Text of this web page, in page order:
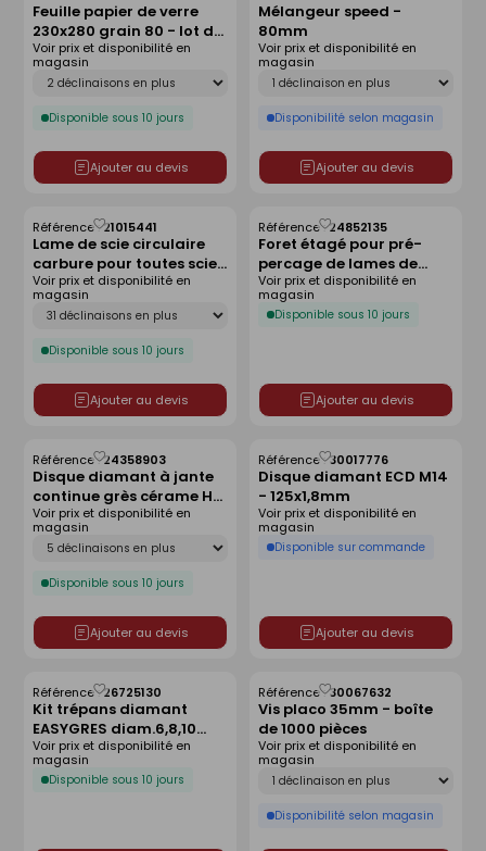
Feuille papier de verre
230x280 grain 80 - lot de
8 pièces
Déclinaison
Disponible sous 10 jours
Voir prix et disponibilité en
magasin
Ajouter au devis
comme
liste
Mélangeur speed -
80mm
Déclinaison
Disponibilité selon magasin
Voir prix et disponibilité en
magasin
Ajouter au devis
comme
Lame de scie circulaire
carbure pour toutes scies
bois massif - 160x30x48Z
Référence :21015441
Déclinaison
Disponible sous 10 jours
Voir prix et disponibilité en
magasin
Ajouter au devis
Enregistrer
comme
liste
Foret étagé pour pré-
percage de lames de
terrasse en bois 4-6mm
Référence :24852135
Disponible sous 10 jours
Voir prix et disponibilité en
magasin
Ajouter au devis
Enregistrer
comme
liste
Disque diamant à jante
continue grès cérame H7
- 180x30/25.4/22.23mm
Référence :24358903
Déclinaison
Disponible sous 10 jours
Voir prix et disponibilité en
magasin
Ajouter au devis
Enregistrer
comme
liste
Disque diamant ECD M14
- 125x1,8mm
Référence :30017776
Disponible sur commande
Voir prix et disponibilité en
magasin
Ajouter au devis
Enregistrer
comme
liste
Kit trépans diamant
EASYGRES diam.6,8,10
and 12 mm .
Référence :26725130
Disponible sous 10 jours
Voir prix et disponibilité en
magasin
Enregistrer
comme
liste
Vis placo 35mm - boîte
de 1000 pièces
Référence :30067632
Déclinaison
Disponibilité selon magasin
Voir prix et disponibilité en
magasin
Enregistrer
comme
liste